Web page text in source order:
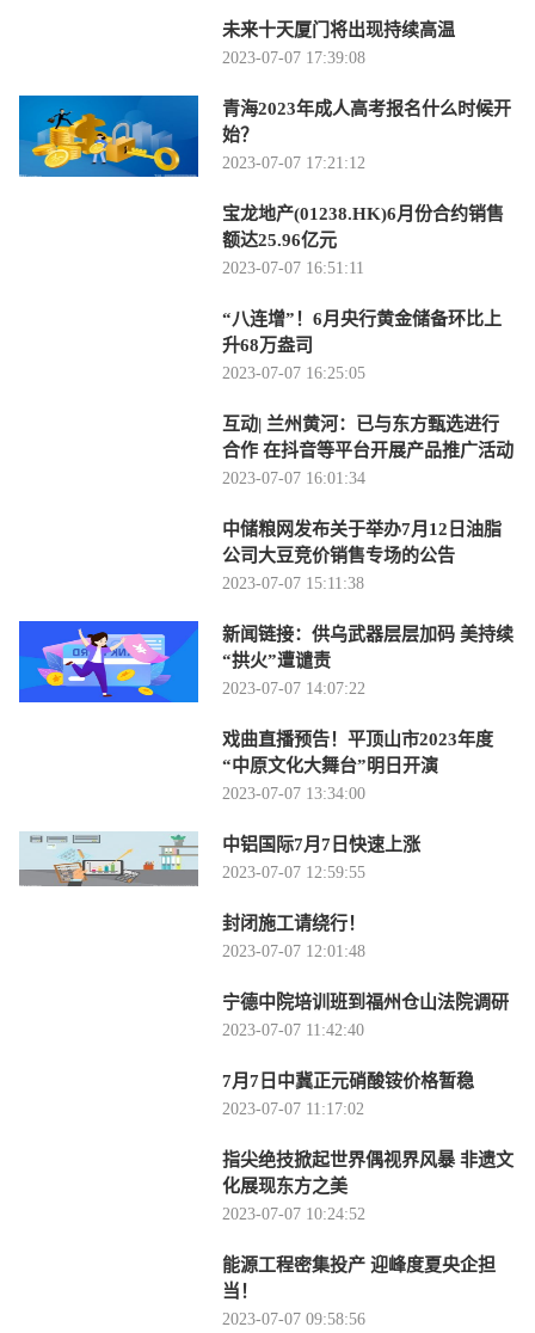
未来十天厦门将出现持续高温
2023-07-07 17:39:08
青海2023年成人高考报名什么时候开
始？
2023-07-07 17:21:12
宝龙地产(01238.HK)6月份合约销售
额达25.96亿元
2023-07-07 16:51:11
“八连增”！6月央行黄金储备环比上
升68万盎司
2023-07-07 16:25:05
互动| 兰州黄河：已与东方甄选进行
合作 在抖音等平台开展产品推广活动
2023-07-07 16:01:34
中储粮网发布关于举办7月12日油脂
公司大豆竞价销售专场的公告
2023-07-07 15:11:38
新闻链接：供乌武器层层加码 美持续
“拱火”遭谴责
2023-07-07 14:07:22
戏曲直播预告！平顶山市2023年度
“中原文化大舞台”明日开演
2023-07-07 13:34:00
中铝国际7月7日快速上涨
2023-07-07 12:59:55
封闭施工请绕行！
2023-07-07 12:01:48
宁德中院培训班到福州仓山法院调研
2023-07-07 11:42:40
7月7日中冀正元硝酸铵价格暂稳
2023-07-07 11:17:02
指尖绝技掀起世界偶视界风暴 非遗文
化展现东方之美
2023-07-07 10:24:52
能源工程密集投产 迎峰度夏央企担
当！
2023-07-07 09:58:56